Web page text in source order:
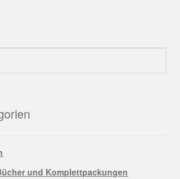
und Komplettpackungen